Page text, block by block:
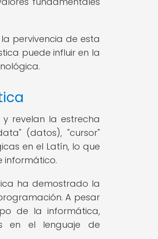
pervivencia de esta
puede influir en la
revelan la estrecha
(datos), "cursor"
en el Latín, lo que
informático.
ha demostrado la
A pesar
de la informática,
en el lenguaje de